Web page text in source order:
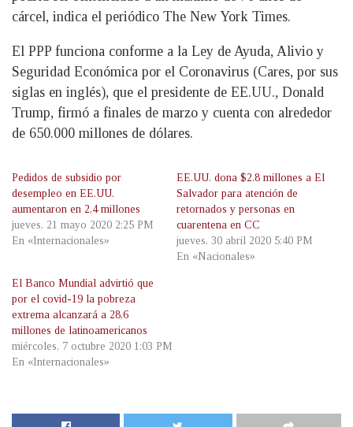
cárcel, indica el periódico The New York Times.
El PPP funciona conforme a la Ley de Ayuda, Alivio y
Seguridad Económica por el Coronavirus (Cares, por sus
siglas en inglés), que el presidente de EE.UU., Donald
Trump, firmó a finales de marzo y cuenta con alrededor
de 650.000 millones de dólares.
Pedidos de subsidio por
desempleo en EE.UU.
aumentaron en 2,4 millones
jueves, 21 mayo 2020 2:25 PM
En «Internacionales»
EE.UU. dona $2.8 millones a El
Salvador para atención de
retornados y personas en
cuarentena en CC
jueves, 30 abril 2020 5:40 PM
En «Nacionales»
El Banco Mundial advirtió que
por el covid-19 la pobreza
extrema alcanzará a 28,6
millones de latinoamericanos
miércoles, 7 octubre 2020 1:03 PM
En «Internacionales»